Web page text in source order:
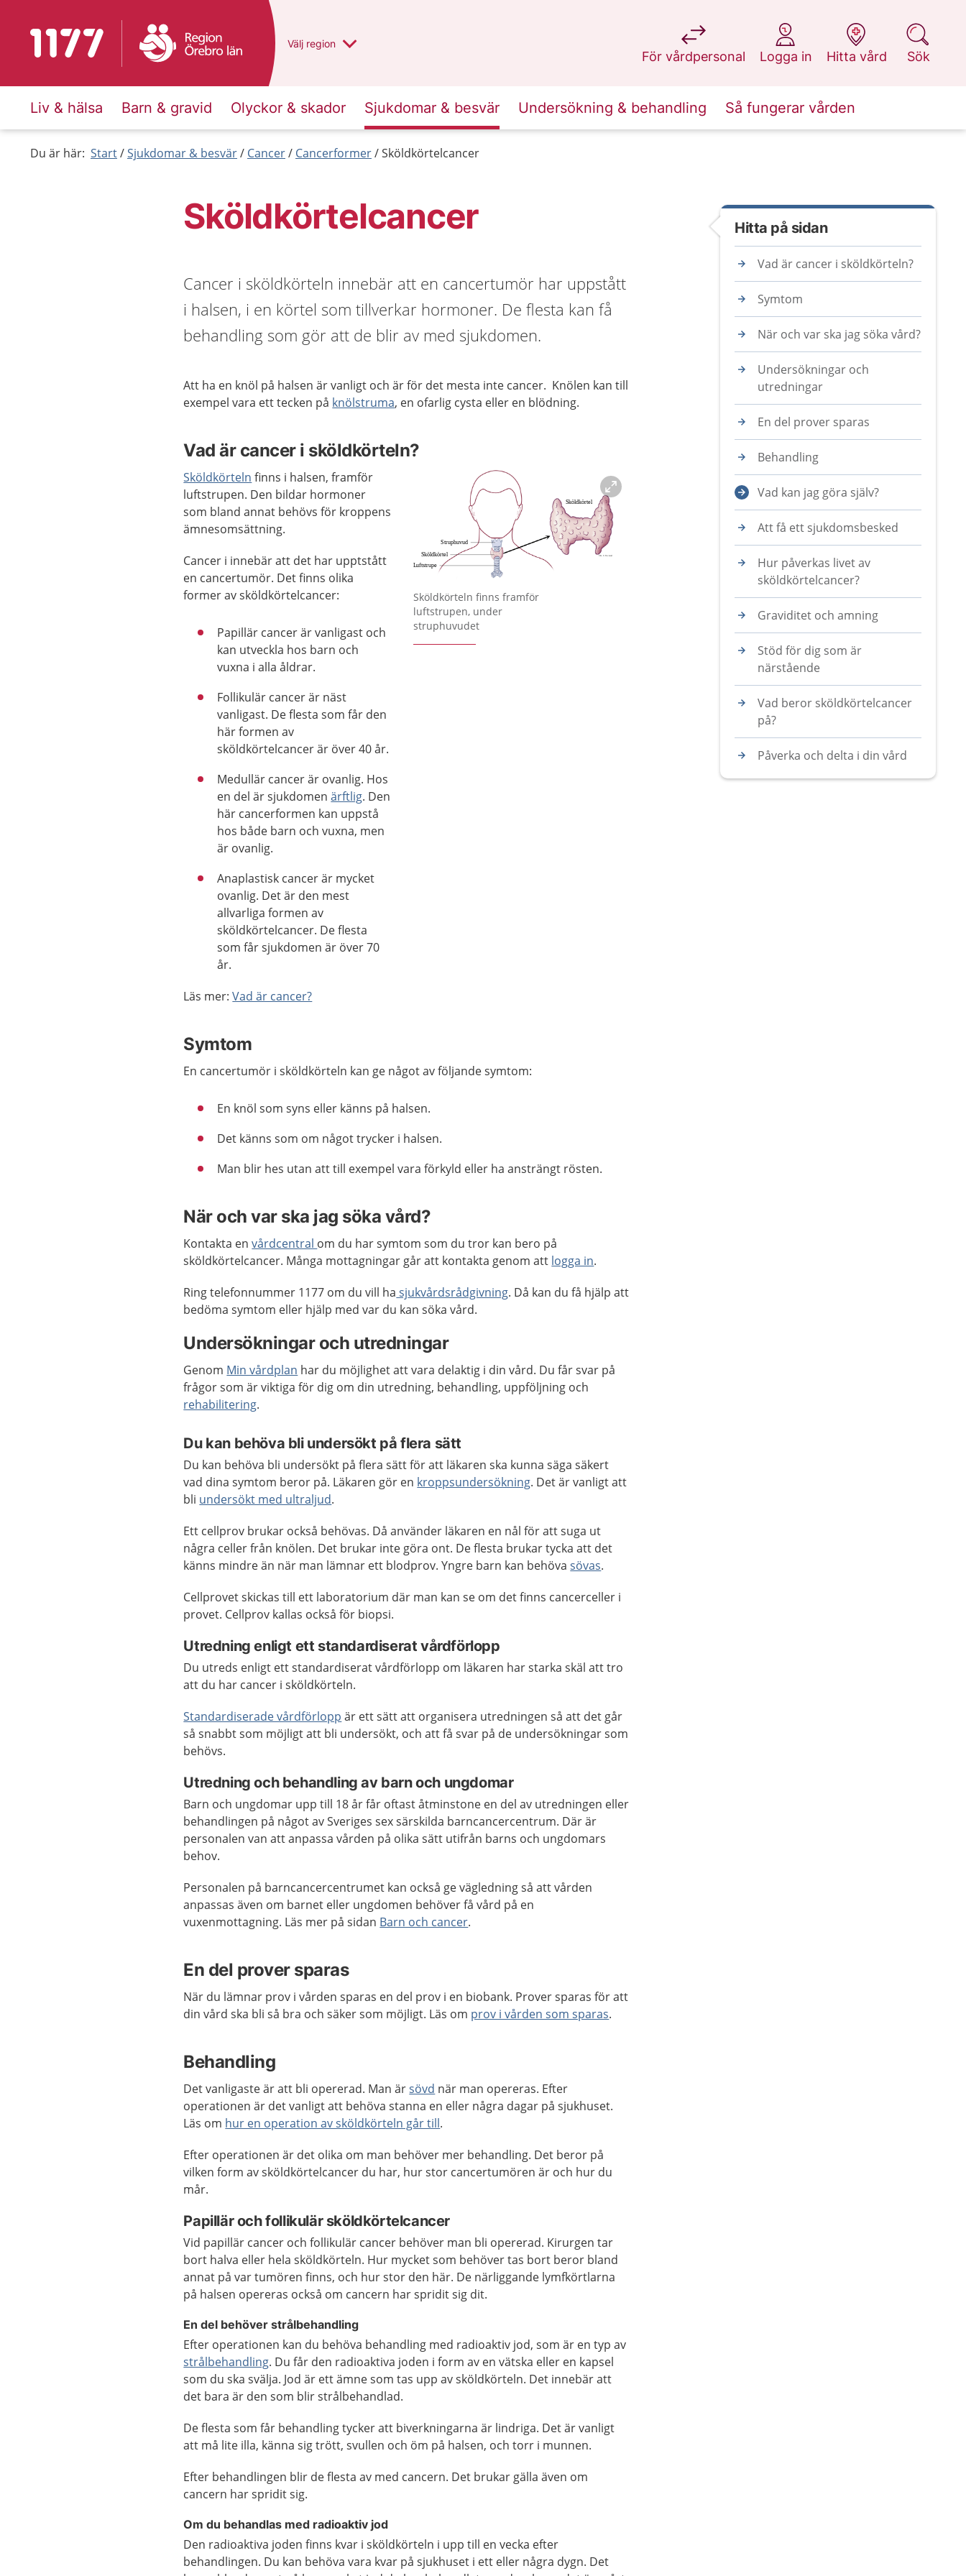
Till startsidan för 1177 Du har valt region
Välj en annan
region
För vårdpersonal
på 1177.se
Logga in
på 1177.se
Hitta vård
på 1177.se
Sök
på 1177.se
Liv & hälsa Barn & gravid Olyckor & skador Sjukdomar & besvär Undersökning & behandling Så fungerar vården
Du är här: Start Sjukdomar & besvär Cancer Cancerformer Sköldkörtelcancer
Sköldkörtelcancer
Cancer i sköldkörteln innebär att en cancertumör har uppstått
i halsen, i en körtel som tillverkar hormoner. De flesta kan få
behandling som gör att de blir av med sjukdomen.
Att ha en knöl på halsen är vanligt och är för det mesta inte cancer. Knölen kan till
exempel vara ett tecken på knölstruma, en ofarlig cysta eller en blödning.
Vad är cancer i sköldkörteln?
Förstora bilden
Sköldkörteln finns framför
luftstrupen, under
struphuvudet
Sköldkörteln finns i halsen, framför
luftstrupen. Den bildar hormoner
som bland annat behövs för kroppens
ämnesomsättning.
Cancer i innebär att det har upptstått
en cancertumör. Det finns olika
former av sköldkörtelcancer:
Papillär cancer är vanligast och
kan utveckla hos barn och
vuxna i alla åldrar.
Follikulär cancer är näst
vanligast. De flesta som får den
här formen av
sköldkörtelcancer är över 40 år.
Medullär cancer är ovanlig. Hos
en del är sjukdomenärftlig. Den
här cancerformen kan uppstå
hos både barn och vuxna, men
är ovanlig.
Anaplastisk cancer är mycket
ovanlig. Det är den mest
allvarliga formen av
sköldkörtelcancer. De flesta
som får sjukdomen är över 70
år.
Läs mer:Vad är cancer?
Symtom
En cancertumör i sköldkörteln kan ge något av följande symtom:
En knöl som syns eller känns på halsen.
Det känns som om något trycker i halsen.
Man blir hes utan att till exempel vara förkyld eller ha ansträngt rösten.
När och var ska jag söka vård?
Kontakta envårdcentral om du har symtom som du tror kan bero på
sköldkörtelcancer. Många mottagningar går att kontakta genom att logga in.
Ring telefonnummer 1177 om du vill ha sjukvårdsrådgivning. Då kan du få hjälp att
bedöma symtom eller hjälp med var du kan söka vård.
Undersökningar och utredningar
Genom Min vårdplan har du möjlighet att vara delaktig i din vård. Du får svar på
frågor som är viktiga för dig om din utredning, behandling, uppföljning och
rehabilitering.
Du kan behöva bli undersökt på flera sätt
Du kan behöva bli undersökt på flera sätt för att läkaren ska kunna säga säkert
vad dina symtom beror på. Läkaren gör en kroppsundersökning. Det är vanligt att
bli undersökt med ultraljud.
Ett cellprov brukar också behövas. Då använder läkaren en nål för att suga ut
några celler från knölen. Det brukar inte göra ont. De flesta brukar tycka att det
känns mindre än när man lämnar ett blodprov. Yngre barn kan behövasövas.
Cellprovet skickas till ett laboratorium där man kan se om det finns cancerceller i
provet. Cellprov kallas också för biopsi.
Utredning enligt ett standardiserat vårdförlopp
Du utreds enligt ett standardiserat vårdförlopp om läkaren har starka skäl att tro
att du har cancer i sköldkörteln.
Standardiserade vårdförlopp är ett sätt att organisera utredningen så att det går
så snabbt som möjligt att bli undersökt, och att få svar på de undersökningar som
behövs.
Utredning och behandling av barn och ungdomar
Barn och ungdomar upp till 18 år får oftast åtminstone en del av utredningen eller
behandlingen på något av Sveriges sex särskilda barncancercentrum. Där är
personalen van att anpassa vården på olika sätt utifrån barns och ungdomars
behov.
Personalen på barncancercentrumet kan också ge vägledning så att vården
anpassas även om barnet eller ungdomen behöver få vård på en
vuxenmottagning. Läs mer på sidan Barn och cancer.
En del prover sparas
När du lämnar prov i vården sparas en del prov i en biobank. Prover sparas för att
din vård ska bli så bra och säker som möjligt. Läs om prov i vården som sparas.
Behandling
Det vanligaste är att bli opererad. Man ärsövd när man opereras. Efter
operationen är det vanligt att behöva stanna en eller några dagar på sjukhuset.
Läs om hur en operation av sköldkörteln går till.
Efter operationen är det olika om man behöver mer behandling. Det beror på
vilken form av sköldkörtelcancer du har, hur stor cancertumören är och hur du
mår.
Papillär och follikulär sköldkörtelcancer
Vid papillär cancer och follikulär cancer behöver man bli opererad. Kirurgen tar
bort halva eller hela sköldkörteln. Hur mycket som behöver tas bort beror bland
annat på var tumören finns, och hur stor den här. De närliggande lymfkörtlarna
på halsen opereras också om cancern har spridit sig dit.
En del behöver strålbehandling
Efter operationen kan du behöva behandling med radioaktiv jod, som är en typ av
strålbehandling. Du får den radioaktiva joden i form av en vätska eller en kapsel
som du ska svälja. Jod är ett ämne som tas upp av sköldkörteln. Det innebär att
det bara är den som blir strålbehandlad.
De flesta som får behandling tycker att biverkningarna är lindriga. Det är vanligt
att må lite illa, känna sig trött, svullen och öm på halsen, och torr i munnen.
Efter behandlingen blir de flesta av med cancern. Det brukar gälla även om
cancern har spridit sig.
Om du behandlas med radioaktiv jod
Den radioaktiva joden finns kvar i sköldkörteln i upp till en vecka efter
behandlingen. Du kan behöva vara kvar på sjukhuset i ett eller några dygn. Det
Hitta på sidan
Vad är cancer i sköldkörteln?
Symtom
När och var ska jag söka vård?
Undersökningar och
utredningar
En del prover sparas
Behandling
Vad kan jag göra själv?
Att få ett sjukdomsbesked
Hur påverkas livet av
sköldkörtelcancer?
Graviditet och amning
Stöd för dig som är
närstående
Vad beror sköldkörtelcancer
på?
Påverka och delta i din vård